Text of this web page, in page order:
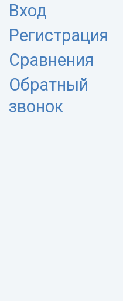
Вход
Регистрация
Сравнения
Обратный
звонок